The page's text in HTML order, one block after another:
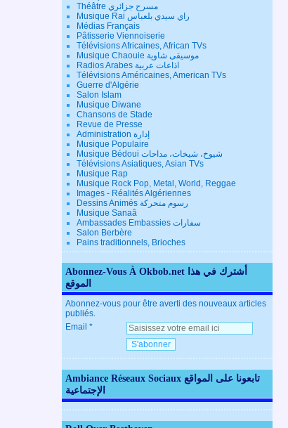
Théâtre مسرح جزائري
Musique Rai راي سيدي بلعباس
Médias Français
Pâtisserie Viennoiserie
Télévisions Africaines, African TVs
Musique Chaouie موسيقى شاوية
Radios Arabes اذاعات عربية
Télévisions Américaines, American TVs
Guerre d'Algérie
Salon Islam
Musique Diwane
Chansons de Stade
Revue de Presse
Administration إدارة
Musique Populaire
Musique Bédoui شيوخ، شيخات، مداحات
Télévisions Asiatiques, Asian TVs
Musique Rap
Musique Rock Pop, Metal, World, Reggae
Images - Réalités Algériennes
Dessins Animés رسوم متحركة
Musique Sanaâ
Ambassades Embassies سفارات
Salon Berbère
Pains traditionnels, Brioches
Abonnez-Vous À Okbob.net أشترك في هذا
الموقع
Abonnez-vous pour être averti des nouveaux articles
publiés.
Email
Ambiance Réseaux Sociaux تابعونا على المواقع
الإجتماعية